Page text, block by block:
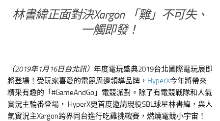
林書緯正面對決Xargon
「雞」不可失、
一觸即發！
（2019年1月16日台北訊） 年度電玩盛典2019台北國際電玩展即
將登場！受玩家喜愛的電競周邊領導品牌， HyperX今年將帶來
精采有趣的「#GameAndGo」電競派對。除了有電競戰隊和人氣
實況主輪番登場， HyperX更首度邀請現役SBL球星林書緯，與人
氣實況主Xargon跨界同台進行吃雞挑戰賽，燃燒電競小宇宙！